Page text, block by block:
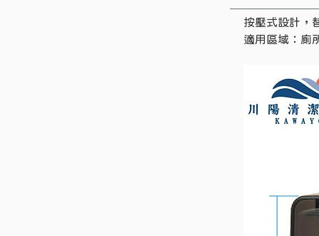
按壓式設計，
適用區域：廁